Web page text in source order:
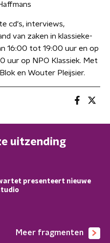
cd's, interviews,
van zaken in klassieke-
16:00 tot 19:00 uur en op
uur op NPO Klassiek. Met
en Wouter Pleijsier.
uitzending
presenteert nieuwe
Meer fragmenten